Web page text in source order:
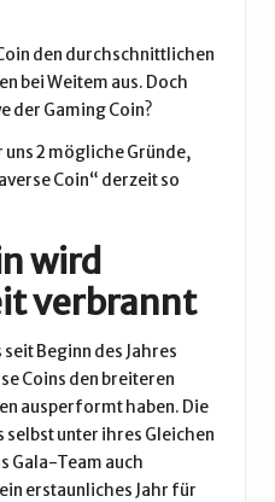
den durchschnittlichen
bei Weitem aus. Doch
der Gaming Coin?
uns 2 mögliche Gründe,
Coin“ derzeit so
wird
verbrannt
Beginn des Jahres
Coins den breiteren
ausperformt haben. Die
selbst unter ihres Gleichen
Gala-Team auch
erstaunliches Jahr für